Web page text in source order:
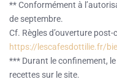
** Conformément à
de septembre.
Cf. Règles d’ouverture
https://lescafesdottilie.fr/
*** Durant le confinement,
recettes sur le site.